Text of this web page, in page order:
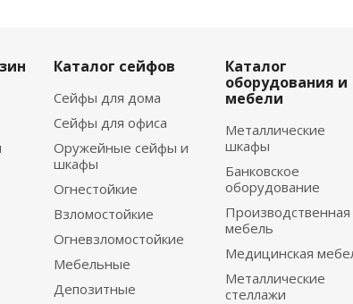
Каталог сейфов
Сейфы для дома
Сейфы для офиса
Оружейные сейфы и
шкафы
Огнестойкие
Взломостойкие
Огневзломостойкие
Мебельные
Депозитные
Каталог
оборудования и
мебели
Металлические
шкафы
Банковское
оборудование
Производственная
мебель
Медицинская
Металлические
стеллажи